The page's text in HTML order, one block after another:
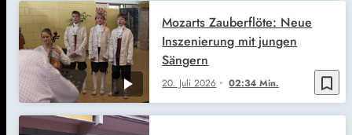
bookmark_border
20. Juli 2026 02:34 Min.
Mozarts Zauberflöte: Neue
Inszenierung mit jungen
Sängern